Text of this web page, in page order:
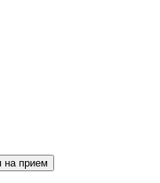
на прием